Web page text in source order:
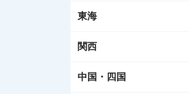
東海
関西
中国・四国